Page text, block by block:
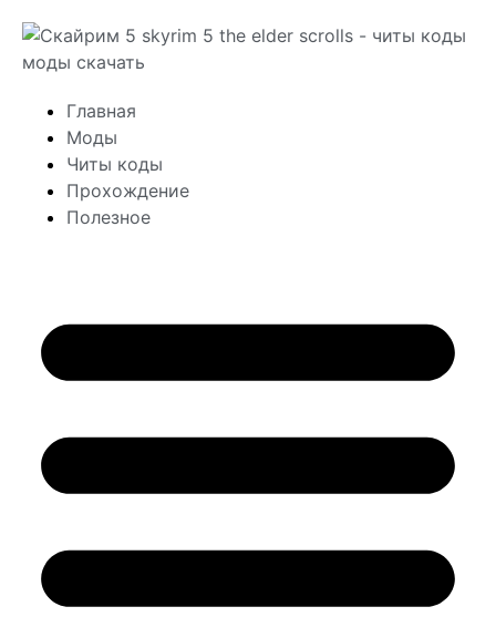
Главная
Моды
Читы коды
Прохождение
Полезное